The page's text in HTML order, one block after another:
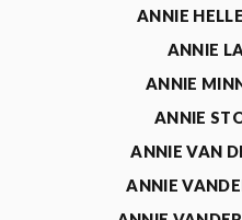
ANNIE
ANNIE
ANNIE
ANNIE
ANNIE VAN
ANNIE